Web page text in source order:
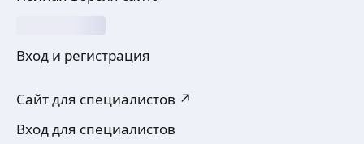
Вход и регистрация
Сайт для специалистов ↗
Вход для специалистов